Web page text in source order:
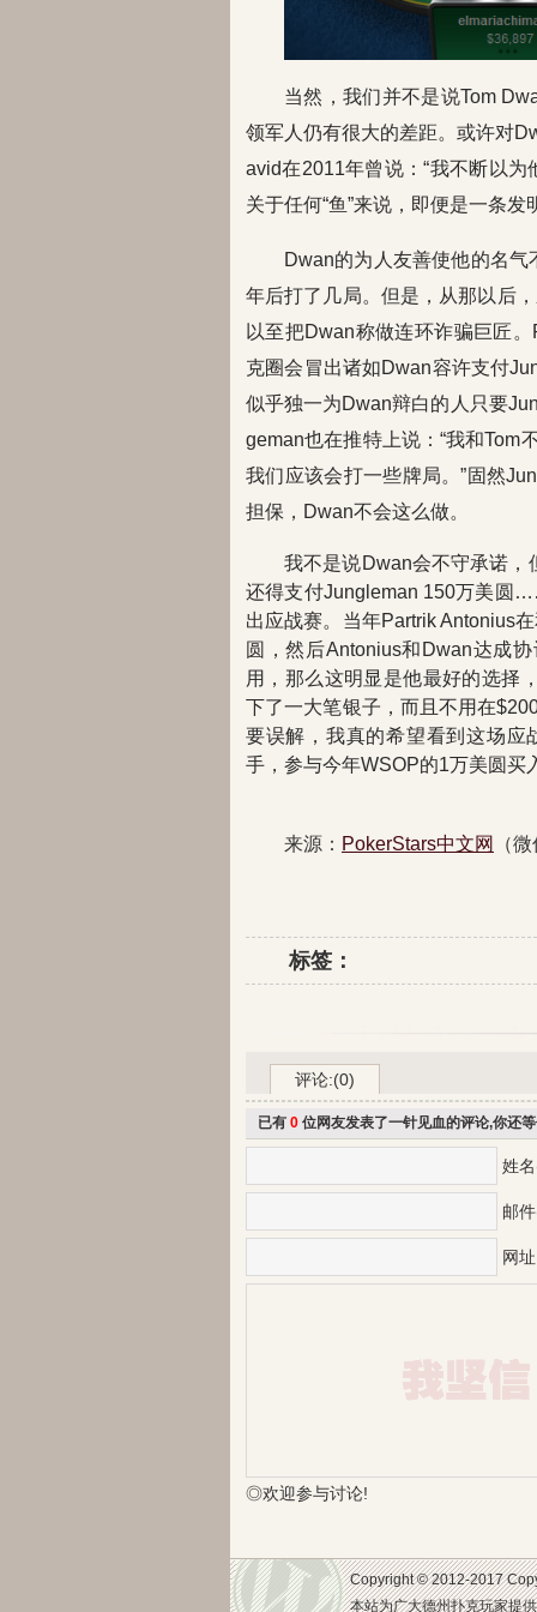
当然，我们并不是说Tom
领军人仍有很大的差距。或许对
avid在2011年曾说：“我不断以
关于任何“鱼”来说，即便是一条
Dwan的为人友善使他的名
年后打了几局。但是，从那以后
以至把Dwan称做连环诈骗巨匠
克圈会冒出诸如Dwan容许支付
似乎独一为Dwan辩白的人只要
geman也在推特上说：“我和Tom
我们应该会打一些牌局。”固然
担保，Dwan不会这么做。
我不是说Dwan会不守承诺，
还得支付Jungleman 150万美圆
出应战赛。当年Partrik Antonius
圆，然后Antonius和Dwan达成
用，那么这明显是他最好的选择
下了一大笔银子，而且不用在
要误解，我真的希望看到这场应
手，参与今年WSOP的1万美圆买
来源： PokerStars中文网 （
标签：
评论:(0)
已有 0 位网友发表了一针见血的评论,你还
姓
邮
网址
◎欢迎参与讨论!
Copyright © 2012-2017
本站为广大德州扑克玩家提供